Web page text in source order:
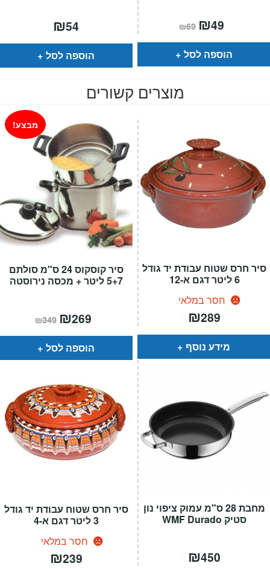
₪54
הוספה לסל
₪69 המחיר
המקורי
היה:
₪69.
₪49
הוא:
הוספה לסל
מוצרים קשורים
סיר קוסקוס 24 ס"מ סולתם
5+7 ליטר + מכסה נירוסטה
מבצע!
₪349 המחיר
המקורי
היה:
₪349.
₪269
הוא:
הוספה לסל
סיר חרס שטוח עבודת יד גודל
6 ליטר דגם א-12
חסר במלאי
₪289
מידע נוסף
סיר חרס שטוח עבודת יד גודל
3 ליטר דגם א-4
חסר במלאי
₪239
מחבת 28 ס"מ עמוק ציפוי נון
סטיק WMF Durado
₪450